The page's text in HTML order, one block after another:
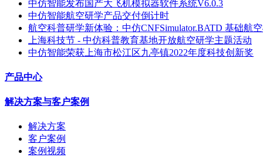
中仿智能发布国产大飞机模拟器软件系统V6.0.3
中仿智能航空研学产品交付倒计时
航空科普研学新体验：中仿CNFSimulator.BATD 基础航
上海科技节 - 中仿科普教育基地开放航空研学主题活动
中仿智能荣获上海市松江区九亭镇2022年度科技创新奖
产品中心
解决方案与客户案例
解决方案
客户案例
案例视频